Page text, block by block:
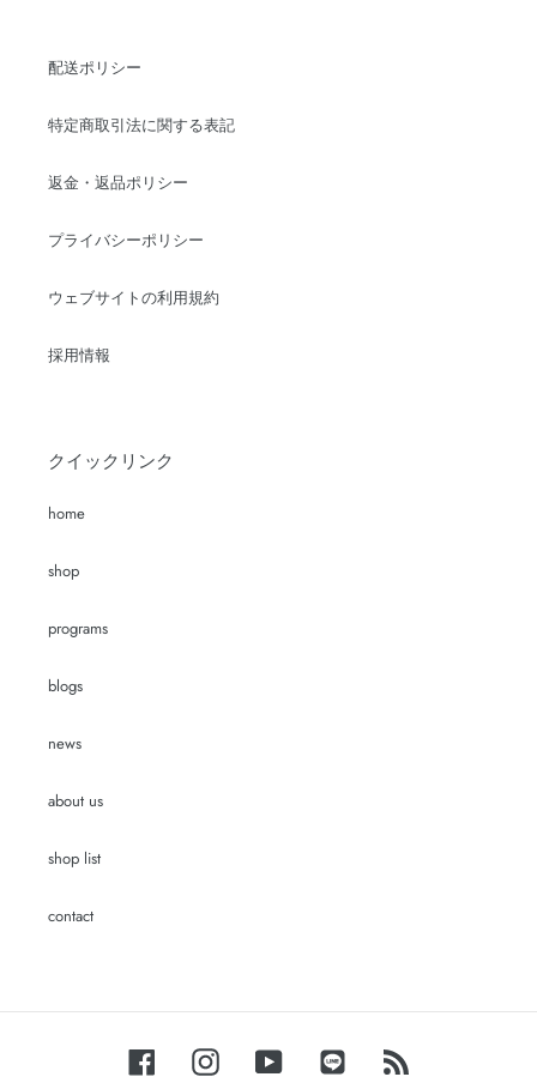
配送ポリシー
特定商取引法に関する表記
返金・返品ポリシー
プライバシーポリシー
ウェブサイトの利用規約
採用情報
クイックリンク
home
shop
programs
blogs
news
about us
shop list
contact
FacebookInstagramYouTube LINE